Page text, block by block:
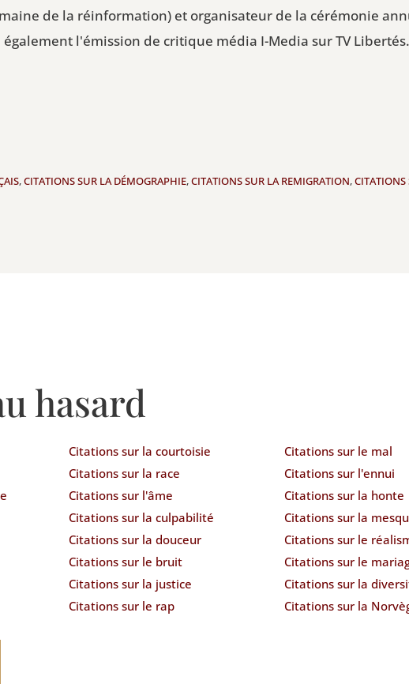
de la réinformation) et organisateur de la cérémonie
l'émission de critique média I-Media sur TV Libertés.
,CITATIONS SUR LA DÉMOGRAPHIE,CITATIONS SUR LA REMIGRATION,
hasard
Citations sur la courtoisie
Citations sur la race
Citations sur l'âme
Citations sur la culpabilité
Citations sur la douceur
Citations sur le bruit
Citations sur la justice
Citations sur le rap
Citations sur le mal
Citations sur l'ennui
Citations sur la honte
Citations sur la
Citations sur le
Citations sur le
Citations sur la
Citations sur la